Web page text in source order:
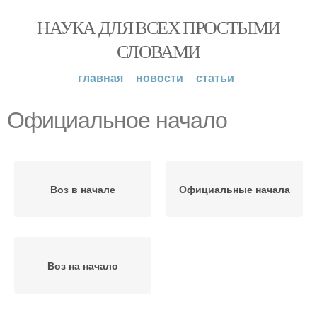
НАУКА ДЛЯ ВСЕХ ПРОСТЫМИ
СЛОВАМИ
главная новости статьи
Официальное начало
Воз в начале Официальные начала
Воз на начало